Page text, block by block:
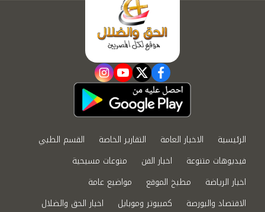
facebook
twitter
youtube
instagram
الرئيسية الاخبار العامة التقارير الخاصة
القسم الطبي
فيديوهات متنوعة
اخبار الفن
منوعات مسيحية
اخبار الرياضة
مطبخ الموقع
مواضيع عامة
الاقتصاد والبورصة
كمبيوتر وموبايل اخبار الحق والضلال